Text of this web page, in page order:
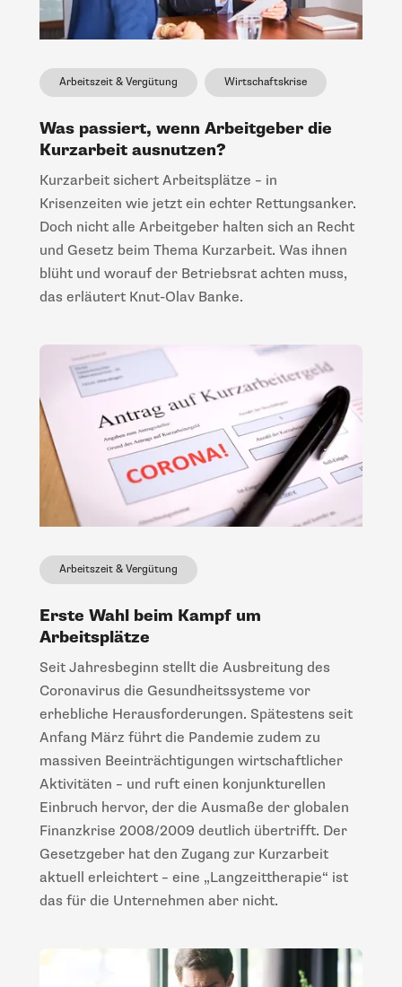
Arbeitszeit & Vergütung Wirtschaftskrise
Was passiert, wenn Arbeitgeber die
Kurzarbeit ausnutzen?
Kurzarbeit sichert Arbeitsplätze – in
Krisenzeiten wie jetzt ein echter Rettungsanker.
Doch nicht alle Arbeitgeber halten sich an Recht
und Gesetz beim Thema Kurzarbeit. Was ihnen
blüht und worauf der Betriebsrat achten muss,
das erläutert Knut-Olav Banke.
Arbeitszeit & Vergütung
Erste Wahl beim Kampf um
Arbeitsplätze
Seit Jahresbeginn stellt die Ausbreitung des
Coronavirus die Gesundheitssysteme vor
erhebliche Herausforderungen. Spätestens seit
Anfang März führt die Pandemie zudem zu
massiven Beeinträchtigungen wirtschaftlicher
Aktivitäten – und ruft einen konjunkturellen
Einbruch hervor, der die Ausmaße der globalen
Finanzkrise 2008/2009 deutlich übertrifft. Der
Gesetzgeber hat den Zugang zur Kurzarbeit
aktuell erleichtert – eine „Langzeittherapie“ ist
das für die Unternehmen aber nicht.